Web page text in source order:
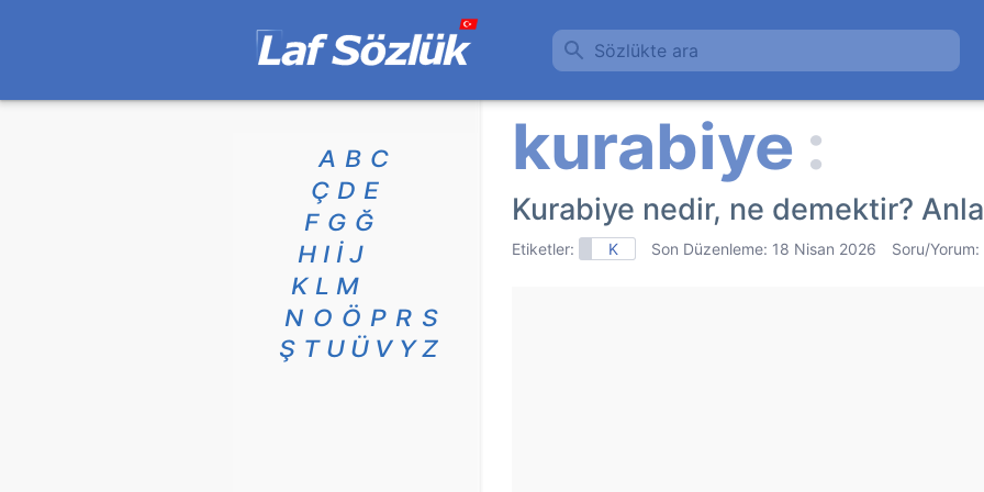
Sözlükte ara
Kurabiye nedir, ne demektir?
Etiketler: K Son Düzenleme: 18 Nisan 2026 Soru/Yorum:
A B C
Ç D E
F G Ğ
H I İ J
K L M
N O Ö P R S
Ş T U Ü V Y Z